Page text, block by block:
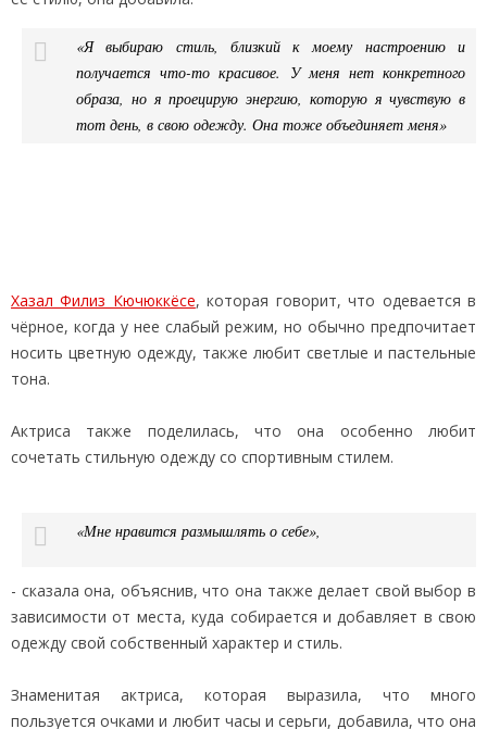
«Я выбираю стиль, близкий к моему настроению и
получается что-то красивое. У меня нет конкретного
образа, но я проецирую энергию, которую я чувствую в
тот день, в свою одежду. Она тоже объединяет меня»
Хазал Филиз Кючюккёсе, которая говорит, что одевается в
чёрное, когда у нее слабый режим, но обычно предпочитает
носить цветную одежду, также любит светлые и пастельные
тона.
Актриса также поделилась, что она особенно любит
сочетать стильную одежду со спортивным стилем.
«Мне нравится размышлять о себе»,
- сказала она, объяснив, что она также делает свой выбор в
зависимости от места, куда собирается и добавляет в свою
одежду свой собственный характер и стиль.
Знаменитая актриса, которая выразила, что много
пользуется очками и любит часы и серьги, добавила, что она